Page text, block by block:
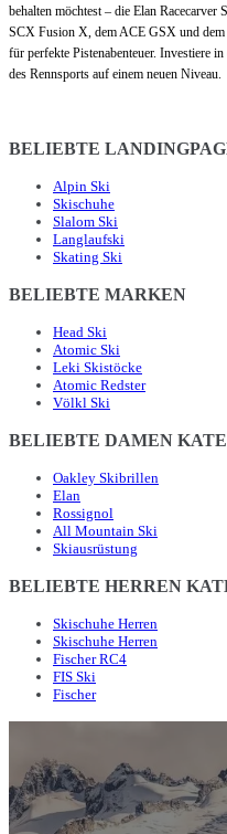
behalten möchtest – die Elan
SCX Fusion X, dem ACE GSX und
für perfekte Pistenabenteuer. Investiere
des Rennsports auf einem neuen Niveau.
BELIEBTE
Alpin Ski
Skischuhe
Slalom Ski
Langlaufski
Skating Ski
BELIEBTE MARKEN
Head Ski
Atomic Ski
Leki Skistöcke
Atomic Redster
Völkl Ski
BELIEBTE DAMEN
Oakley Skibrillen
Elan
Rossignol
All Mountain Ski
Skiausrüstung
BELIEBTE HERREN
Skischuhe Herren
Skischuhe Herren
Fischer RC4
FIS Ski
Fischer